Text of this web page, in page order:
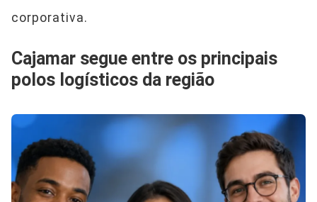
corporativa.
Cajamar segue entre os principais
polos logísticos da região